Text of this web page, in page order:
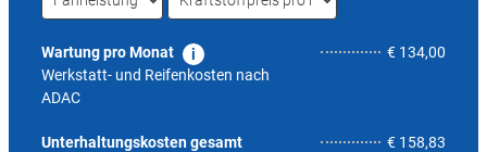
Wartung pro Monat
Werkstatt- und Reifenkosten nach
ADAC
€ 134,00
Unterhaltungskosten gesamt
€ 158,83